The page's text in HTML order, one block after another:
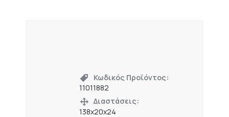
Κωδικός Προϊόντος:
11011882
Διαστάσεις:
138x20x24